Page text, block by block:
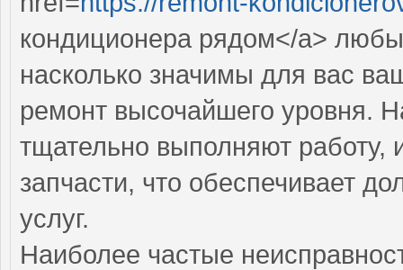
кондиционера рядом</a>
насколько значимы для вас
ремонт высочайшего уровня.
тщательно выполняют работу,
запчасти, что обеспечивает
услуг.
Наиболее частые